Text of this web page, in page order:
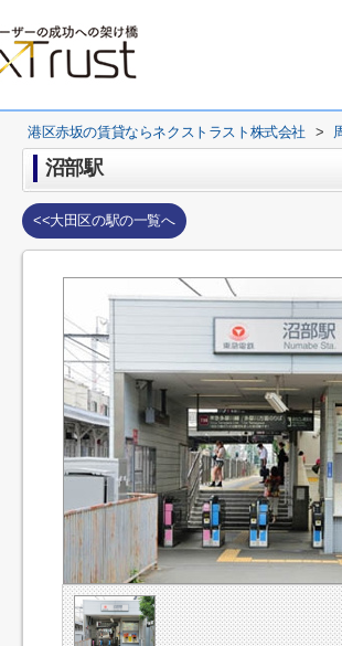
港区赤坂の賃貸ならネクストラスト株式会社 >
沼部駅
<<大田区の駅の一覧へ